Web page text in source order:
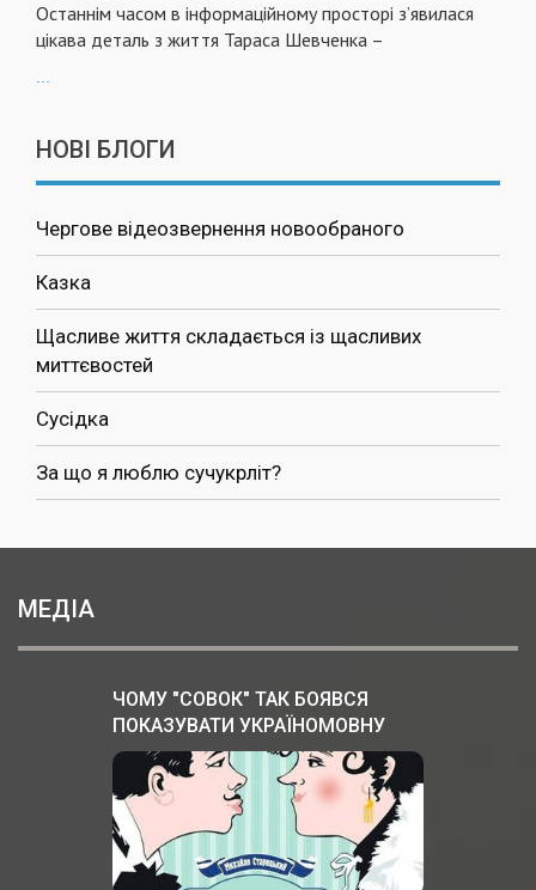
Останнім часом в інформаційному просторі з’явилася
цікава деталь з життя Тараса Шевченка –
...
НОВІ БЛОГИ
Чергове відеозвернення новообраного
Казка
Щасливе життя складається із щасливих
миттєвостей
Сусідка
За що я люблю сучукрліт?
МЕДІА
ЧОМУ "СОВОК" ТАК БОЯВСЯ
ПОКАЗУВАТИ УКРАЇНОМОВНУ
ВЕРСІЮ "ЗА ДВОМА ЗАЙЦЯМИ"?